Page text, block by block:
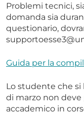
Problemi tecnici,
domanda sia
questionario,
Guida per la
Lo studente che si
di marzo non deve
accademico in